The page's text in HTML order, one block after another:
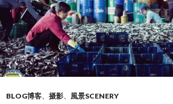
BLOG博客、 摄影、 風景SCENERY